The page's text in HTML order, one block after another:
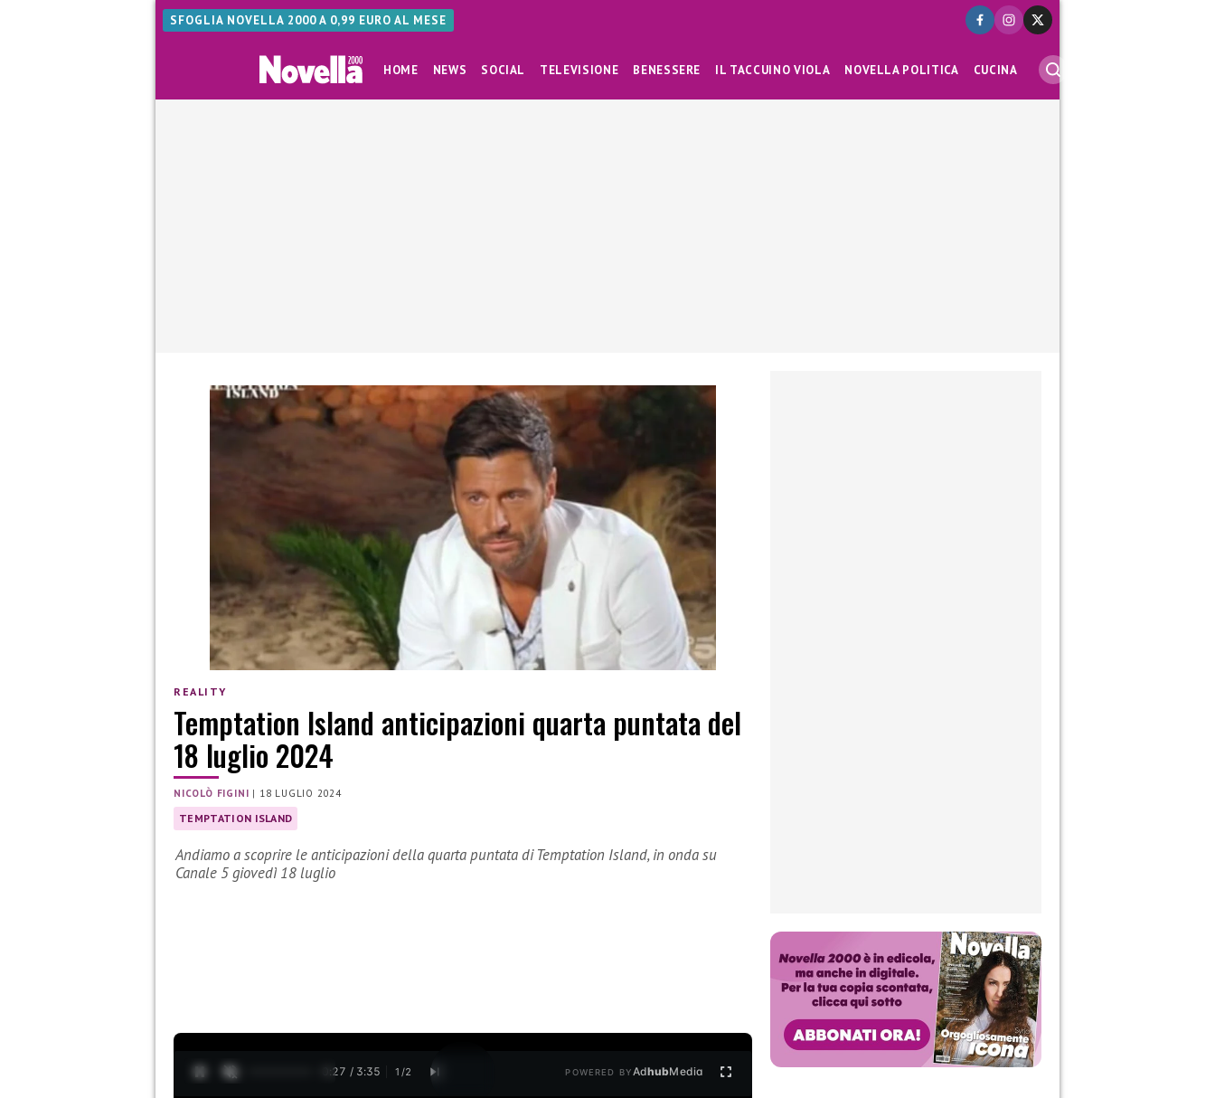
SFOGLIA NOVELLA 2000 A 0,99 EURO AL MESE
HOME NEWS SOCIAL TELEVISIONE BENESSERE IL TACCUINO VIOLA NOVELLA POLITICA CUCINA
REALITY
Temptation Island anticipazioni quarta puntata del
18 luglio 2024
NICOLÒ FIGINI | 18 LUGLIO 2024
TEMPTATION ISLAND
Andiamo a scoprire le anticipazioni della quarta puntata di Temptation Island, in onda su
Canale 5 giovedì 18 luglio
0:28 / 3:35 1 /2 POWERED BYAdhubMedia